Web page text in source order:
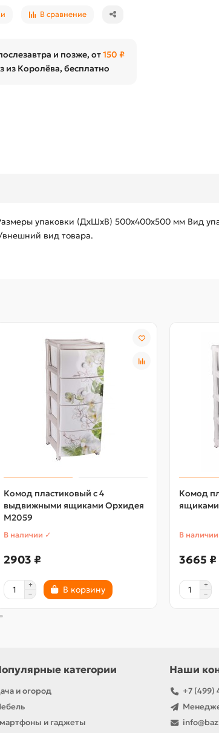
В сравнение
и позже, от150 ₽
из Королёва, бесплатно
упаковки (ДхШхВ) 500х400х500 мм Вид
внешний вид товара.
Комод пластиковый с 4
выдвижными ящиками Орхидея
М2059
В наличии ✓
2903 ₽
В корзину
Комод
В
3665 ₽
категории
и огород
и гаджеты
Наши
+7 (499)